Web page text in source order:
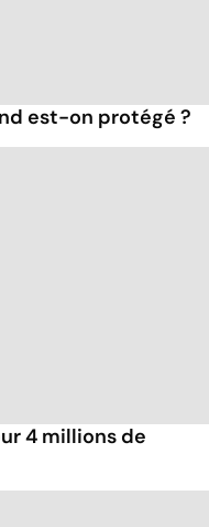
est-on protégé ?
4 millions de